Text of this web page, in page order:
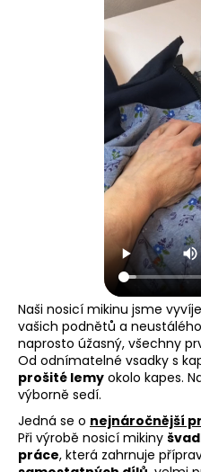
Naši nosicí mikinu jsme
vašich podnětů a
naprosto úžasný, všechny
Od odnímatelné vsadky s
prošité lemy okolo kapes.
výborně sedí.
Jedná se o nejnáročnější
Při výrobě nosicí mikiny
práce, která zahrnuje